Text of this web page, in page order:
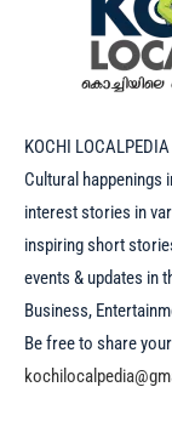
KOCHI
Cultural happenings
interest stories in
inspiring short
events & updates in
Business,
Be free to share